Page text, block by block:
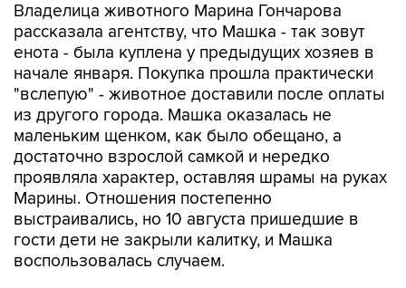
Владелица животного Марина Гончарова
рассказала агентству, что Машка - так зовут
енота - была куплена у предыдущих хозяев в
начале января. Покупка прошла практически
"вслепую" - животное доставили после оплаты
из другого города. Машка оказалась не
маленьким щенком, как было обещано, а
достаточно взрослой самкой и нередко
проявляла характер, оставляя шрамы на руках
Марины. Отношения постепенно
выстраивались, но 10 августа пришедшие в
гости дети не закрыли калитку, и Машка
воспользовалась случаем.